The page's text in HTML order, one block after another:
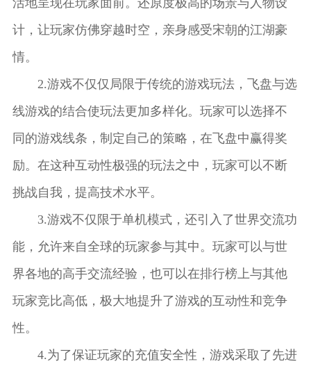
计，让玩家仿佛穿越时空，亲身感受宋朝的江湖豪
情。
2.游戏不仅仅局限于传统的游戏玩法，飞盘与选
线游戏的结合使玩法更加多样化。玩家可以选择不
同的游戏线条，制定自己的策略，在飞盘中赢得奖
励。在这种互动性极强的玩法之中，玩家可以不断
挑战自我，提高技术水平。
3.游戏不仅限于单机模式，还引入了世界交流功
能，允许来自全球的玩家参与其中。玩家可以与世
界各地的高手交流经验，也可以在排行榜上与其他
玩家竞比高低，极大地提升了游戏的互动性和竞争
性。
4.为了保证玩家的充值安全性，游戏采取了先进